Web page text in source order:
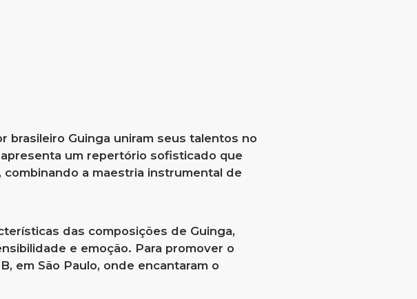
brasileiro Guinga uniram seus talentos no
um repertório sofisticado que
a maestria instrumental de
das composições de Guinga,
e emoção. Para promover o
em São Paulo, onde encantaram o